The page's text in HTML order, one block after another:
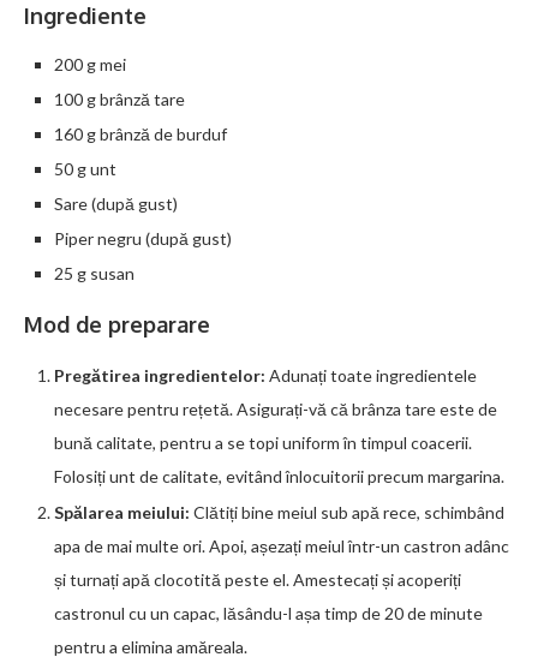
Ingrediente
200 g mei
100 g brânză tare
160 g brânză de burduf
50 g unt
Sare (după gust)
Piper negru (după gust)
25 g susan
Mod de preparare
Pregătirea ingredientelor: Adunați toate ingredientele
necesare pentru rețetă. Asigurați-vă că brânza tare este de
bună calitate, pentru a se topi uniform în timpul coacerii.
Folosiți unt de calitate, evitând înlocuitorii precum margarina.
Spălarea meiului: Clătiți bine meiul sub apă rece, schimbând
apa de mai multe ori. Apoi, așezați meiul într-un castron adânc
și turnați apă clocotită peste el. Amestecați și acoperiți
castronul cu un capac, lăsându-l așa timp de 20 de minute
pentru a elimina amăreala.